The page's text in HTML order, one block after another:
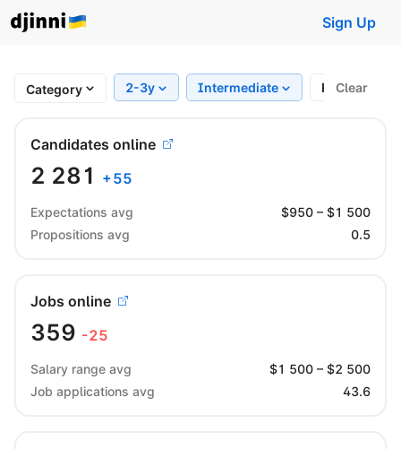
Sign Up
Category 2-3y Intermediate Region
Clear
Candidates online
2 281 +55
Expectations avg $950 – $1 500
Propositions avg
0.5
Jobs online
359 -25
Salary range avg $1 500 – $2 500
Job applications avg
43.6